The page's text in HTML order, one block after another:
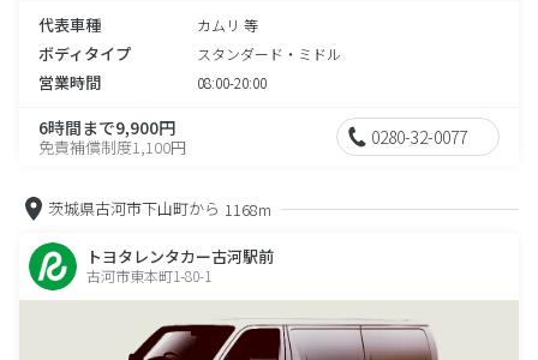
代表車種 カムリ 等
ボディタイプ スタンダード・ミドル
営業時間 08:00-20:00
6時間まで9,900円
免責補償制度1,100円 0280-32-0077
茨城県古河市下山町から 1168m
トヨタレンタカー古河駅前
古河市東本町1-80-1